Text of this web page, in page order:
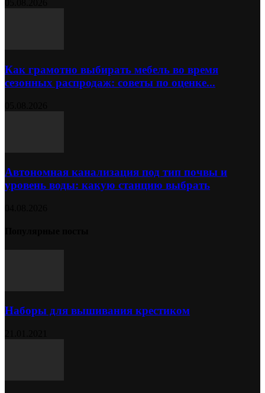
Как грамотно выбирать мебель во время
сезонных распродаж: советы по оценке...
Автономная канализация под тип почвы и
уровень воды: какую станцию выбрать
Наборы для вышивания крестиком